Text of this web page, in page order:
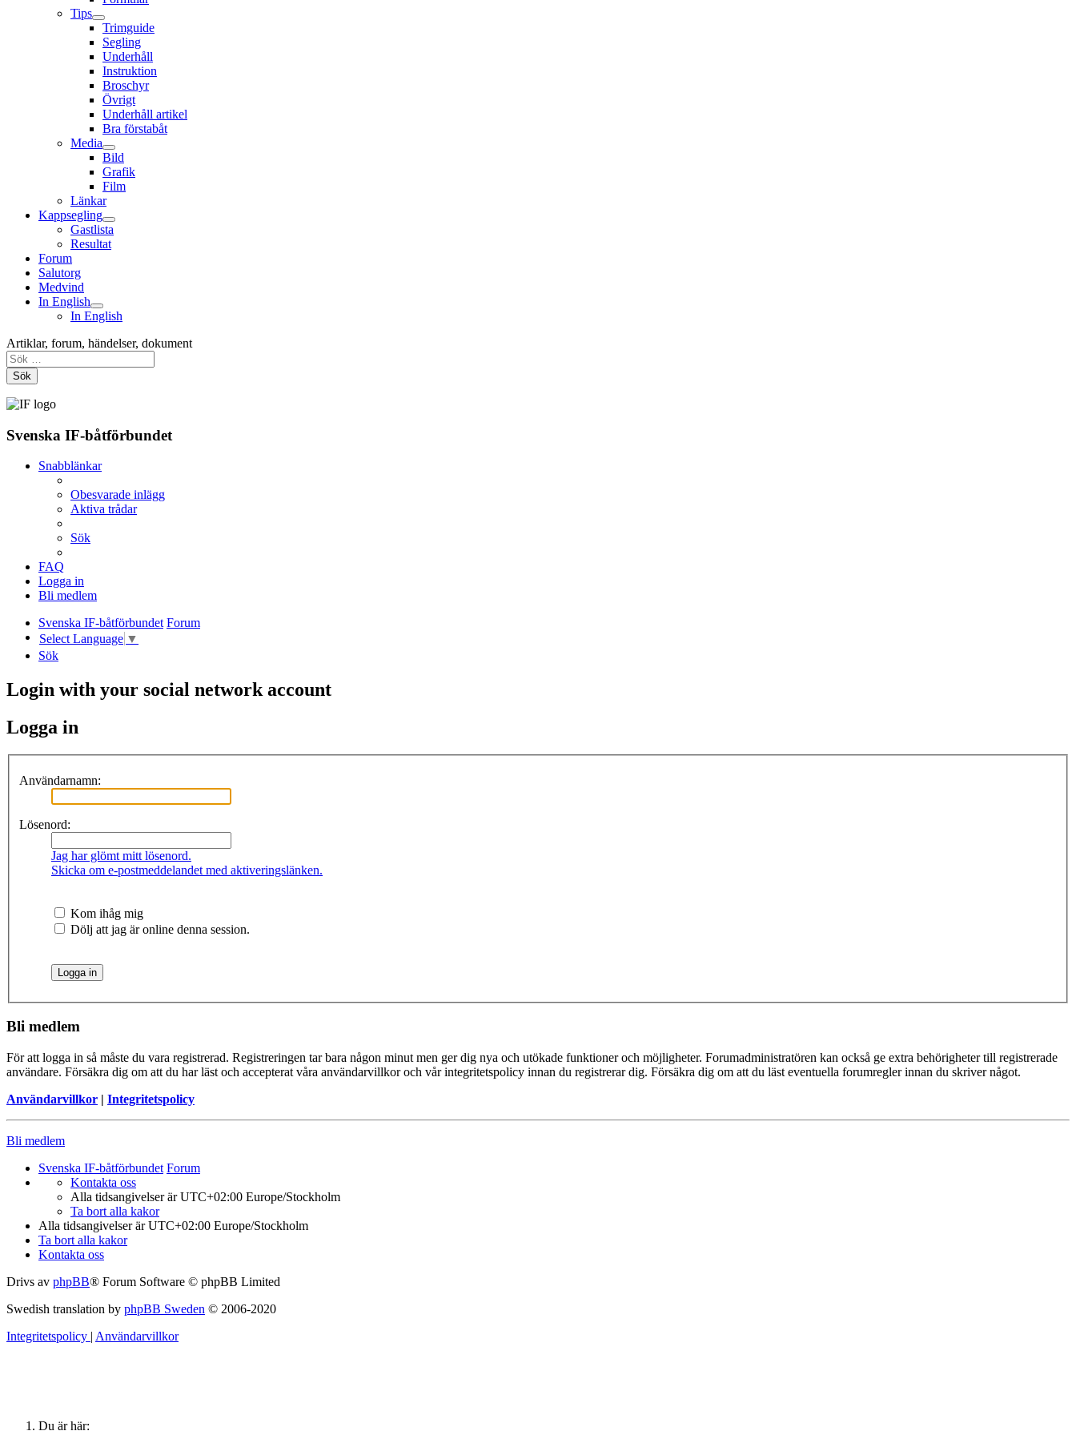
Tips
Trimguide
Segling
Underhåll
Instruktion
Broschyr
Övrigt
Underhåll artikel
Bra förstabåt
Media
Bild
Grafik
Film
Länkar
Kappsegling
Gastlista
Resultat
Forum
Salutorg
Medvind
In English
In English
Artiklar, forum, händelser, dokument
Sök
Svenska IF-båtförbundet
Snabblänkar
Obesvarade inlägg
Aktiva trådar
Sök
FAQ
Logga in
Bli medlem
Svenska IF-båtförbundet Forum
Select Language ▼
Sök
Login with your social network account
Logga in
Användarnamn:
Lösenord:
Jag har glömt mitt lösenord.
Skicka om e-postmeddelandet med aktiveringslänken.
Kom ihåg mig
Dölj att jag är online denna session.
Bli medlem
För att logga in så måste du vara registrerad. Registreringen tar bara någon minut men ger dig nya och utökade funktioner och möjligheter. Forumadministratören kan också ge extra behörigheter till registrerade
användare. Försäkra dig om att du har läst och accepterat våra användarvillkor och vår integritetspolicy innan du registrerar dig. Försäkra dig om att du läst eventuella forumregler innan du skriver något.
Användarvillkor | Integritetspolicy
Bli medlem
Svenska IF-båtförbundet Forum
Kontakta oss
Alla tidsangivelser är UTC+02:00 Europe/Stockholm
Ta bort alla kakor
Alla tidsangivelser är UTC+02:00 Europe/Stockholm
Ta bort alla kakor
Kontakta oss
Drivs av phpBB® Forum Software © phpBB Limited
Swedish translation by phpBB Sweden © 2006-2020
Integritetspolicy | Användarvillkor
Du är här: